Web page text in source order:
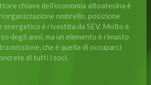
chiave dell’economia altoatesina è
ombrello, posizione
energetico è rivestita da SEV. Molto è
degli anni, ma un elemento è rimasto
missione, che è quella di occuparci
di tutti i soci.